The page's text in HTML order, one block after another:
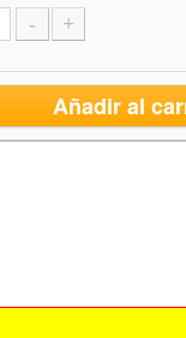
- +
Añadir al